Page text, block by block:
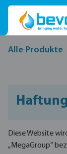
Hauptinhalt
Zur Suche springen
Zur
Alle Produkte
Diese Website
„MegaGroup“